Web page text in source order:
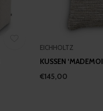
EICHHOLTZ
KUSSEN
€145,00